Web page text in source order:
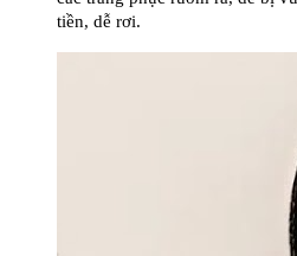
tiền, dễ rơi.